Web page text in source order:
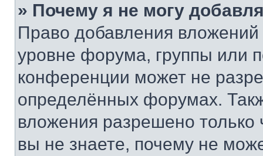
» Почему я не могу
Право добавления
уровне форума, группы или
конференции может не
определённых форумах.
вложения разрешено
вы не знаете, почему не